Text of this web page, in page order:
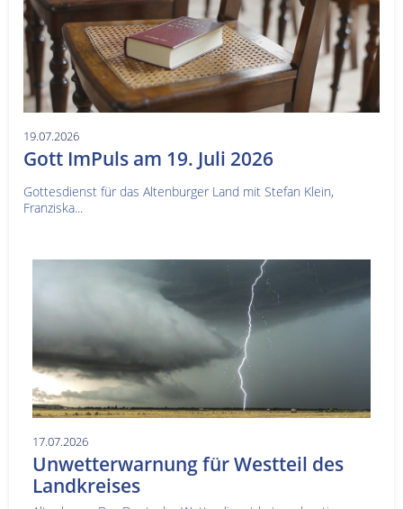
19.07.2026
Gott ImPuls am 19. Juli 2026
Gottesdienst für das Altenburger Land mit Stefan Klein,
Franziska...
17.07.2026
Unwetterwarnung für Westteil des
Landkreises